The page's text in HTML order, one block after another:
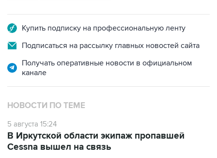
Подписаться на рассылку главных новостей сайта
Получать оперативные новости в официальном
НОВОСТИ ПО ТЕМЕ
5 августа 15:24
Cessna вышел на связь